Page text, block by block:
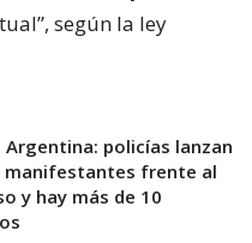
según la ley
Argentina: policías lanzan
manifestantes frente al
y hay más de 10